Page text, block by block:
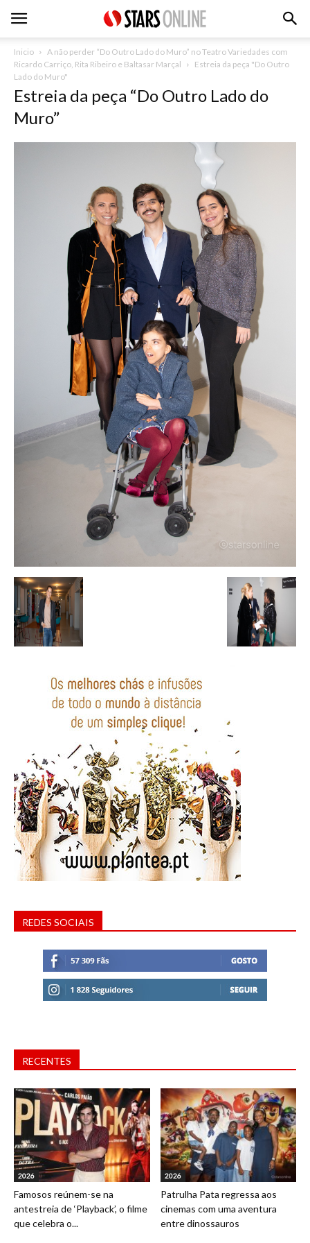
Inicio
A não perder “Do Outro Lado do Muro” no Teatro Variedades com
Ricardo Carriço, Rita Ribeiro e Baltasar Marçal
Estreia da peça "Do Outro
Lado do Muro"
Estreia da peça “Do Outro Lado do
Muro”
REDES SOCIAIS
RECENTES
2026
Famosos reúnem-se na
antestreia de ‘Playback’, o filme
que celebra o...
2026
Patrulha Pata regressa aos
cinemas com uma aventura
entre dinossauros